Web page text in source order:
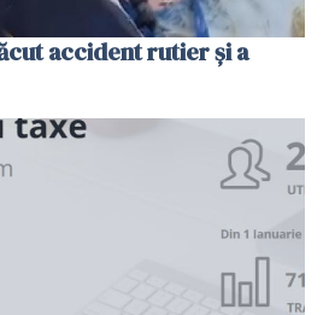
accident rutier și a